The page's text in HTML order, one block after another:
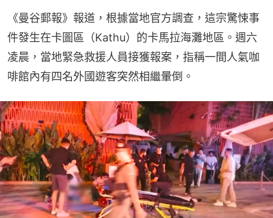
《曼谷郵報》報道，根據當地官方調查，這宗驚悚事
件發生在卡圖區（Kathu）的卡馬拉海灘地區。週六
凌晨，當地緊急救援人員接獲報案，指稱一間人氣咖
啡館內有四名外國遊客突然相繼暈倒。